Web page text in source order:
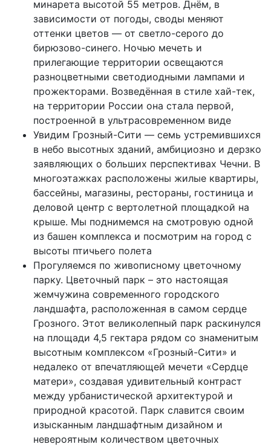
минарета высотой 55 метров. Днём, в
зависимости от погоды, своды меняют
оттенки цветов — от светло-серого до
бирюзово-синего. Ночью мечеть и
прилегающие территории освещаются
разноцветными светодиодными лампами и
прожекторами. Возведённая в стиле хай-тек,
на территории России она стала первой,
построенной в ультрасовременном виде
Увидим Грозный-Сити — семь устремившихся
в небо высотных зданий, амбициозно и дерзко
заявляющих о больших перспективах Чечни. В
многоэтажках расположены жилые квартиры,
бассейны, магазины, рестораны, гостиница и
деловой центр с вертолетной площадкой на
крыше. Мы поднимемся на смотровую одной
из башен комплекса и посмотрим на город с
высоты птичьего полета
Прогуляемся по живописному цветочному
парку. Цветочный парк – это настоящая
жемчужина современного городского
ландшафта, расположенная в самом сердце
Грозного. Этот великолепный парк раскинулся
на площади 4,5 гектара рядом со знаменитым
высотным комплексом «Грозный-Сити» и
недалеко от впечатляющей мечети «Сердце
матери», создавая удивительный контраст
между урбанистической архитектурой и
природной красотой. Парк славится своим
изысканным ландшафтным дизайном и
невероятным количеством цветочных